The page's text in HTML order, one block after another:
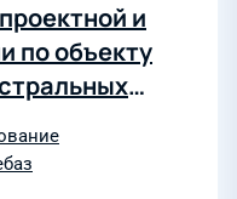
и
по объекту
9.2.